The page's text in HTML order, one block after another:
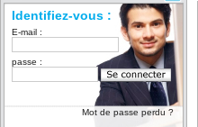
Identifiez-vous :
E-mail :
passe :
Mot de passe perdu ?